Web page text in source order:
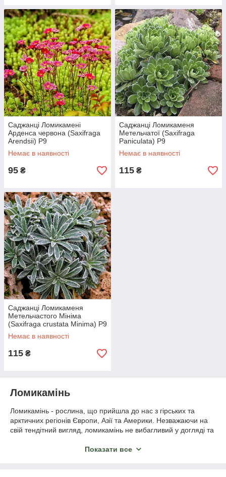
Саджанці Ломикамені
Арденса червона (Saxifraga
Arendsii) Р9
Немає в наявності
95 ₴
Саджанці Ломикаменя
Метельчатої (Saxifraga
Paniculata) P9
Немає в наявності
115 ₴
Саджанці Ломикаменя
Метельчастого Мініма
(Saxifraga crustata Minima) P9
Немає в наявності
115 ₴
Ломикамінь
Ломикамінь - рослина, що прийшла до нас з гірських та
арктичних регіонів Європи, Азії та Америки. Незважаючи на
свій тендітний вигляд, ломикамінь не вибагливий у догляді та
Завдяки красивому зеленому листю та дуже привабливому
Показати все